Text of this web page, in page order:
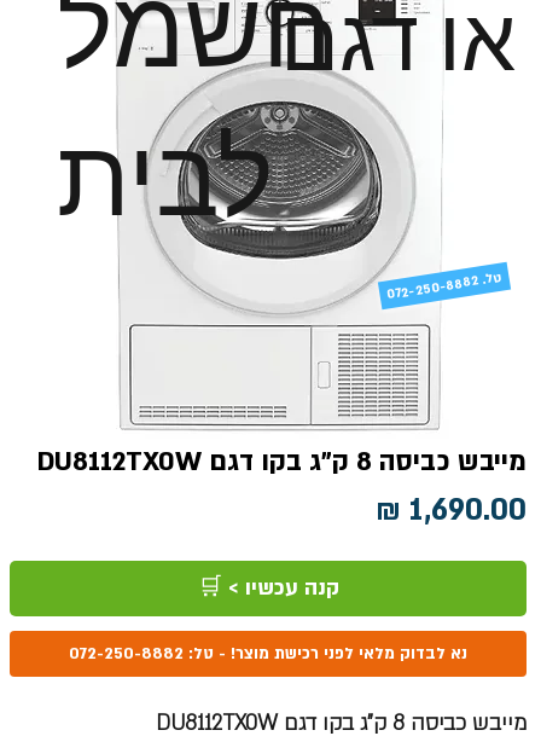
או דגם
לבית
מייבש כביסה 8 ק"ג בקו דגם DU8112TX0W
קנה עכשיו > 🛒
נא לבדוק מלאי לפני רכישת מוצר! - טל: 072-250-8882
מייבש כביסה 8 ק"ג בקו דגם DU8112TX0W
072-250-8882 .טל